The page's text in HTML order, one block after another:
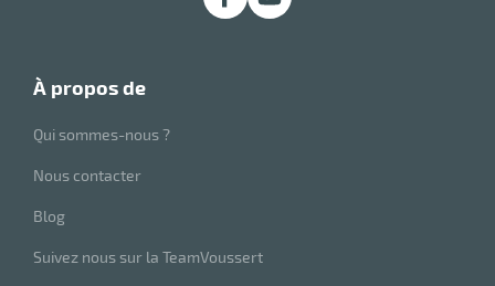
à propos de
Qui sommes-nous ?
Nous contacter
Blog
Suivez nous sur la TeamVoussert